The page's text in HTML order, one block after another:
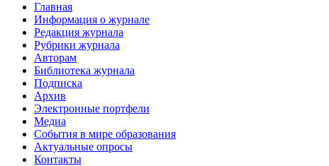
Главная
Информация о журнале
Редакция журнала
Рубрики журнала
Авторам
Библиотека журнала
Подписка
Архив
Электронные портфели
Медиа
События в мире образования
Актуальные опросы
Контакты